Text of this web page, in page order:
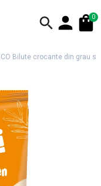
0
Bilute crocante din grau